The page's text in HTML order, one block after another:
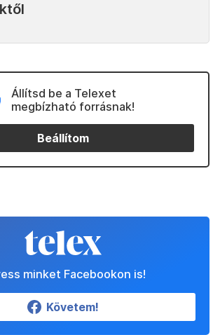
Állítsd be a Telexet
megbízható forrásnak!
Beállítom
minket Facebookon is!
Követem!